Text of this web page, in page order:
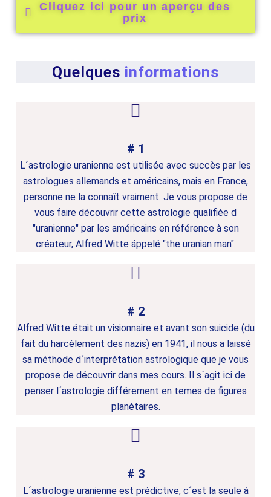
Cliquez ici pour un aperçu des
prix
Quelques informations
# 1
L´astrologie uranienne est utilisée avec succès par les
astrologues allemands et américains, mais en France,
personne ne la connaît vraiment. Je vous propose de
vous faire découvrir cette astrologie qualifiée d
"uranienne" par les américains en référence à son
créateur, Alfred Witte áppelé "the uranian man".
# 2
Alfred Witte était un visionnaire et avant son suicide (du
fait du harcèlement des nazis) en 1941, il nous a laissé
sa méthode d´interprétation astrologique que je vous
propose de découvrir dans mes cours. Il s´agit ici de
penser l´astrologie différement en temes de figures
planètaires.
# 3
L´astrologie uranienne est prédictive, c´est la seule à